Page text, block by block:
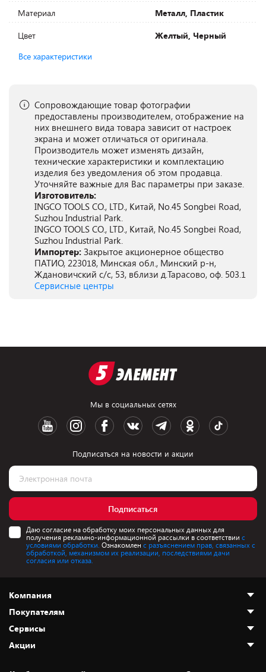
Материал
Металл, Пластик
Цвет
Желтый, Черный
Все характеристики
Сопровождающие товар фотографии
предоставлены производителем, отображение на
них внешнего вида товара зависит от настроек
экрана и может отличаться от оригинала.
Производитель может изменять дизайн,
технические характеристики и комплектацию
изделия без уведомления об этом продавца.
Уточняйте важные для Вас параметры при заказе.
Изготовитель:
INGCO TOOLS CO., LTD., Китай, No.45 Songbei Road,
Suzhou Industrial Park.
INGCO TOOLS CO., LTD., Китай, No.45 Songbei Road,
Suzhou Industrial Park.
Импортер: Закрытое акционерное общество
ПАТИО, 223018, Минская обл., Минский р-н,
Ждановичский с/с, 53, вблизи д.Тарасово, оф. 503.1
Сервисные центры
Мы в социальных сетях
Подписаться на новости и акции
Подписаться
Даю согласие на обработку моих персональных данных для
получения рекламно-информационной рассылки в соответствии с
условиями обработки. Ознакомлен с разъяснением прав, связанных с
обработкой, механизмом их реализации, последствиями дачи
согласия или отказа.
Компания
О нас
Адреса магазинов
Новости
Статьи и обзоры
Покупателям
Как сделать заказ
Оплата и доставка
Безналичный расчёт
Сервисы
Установка техники
Акции